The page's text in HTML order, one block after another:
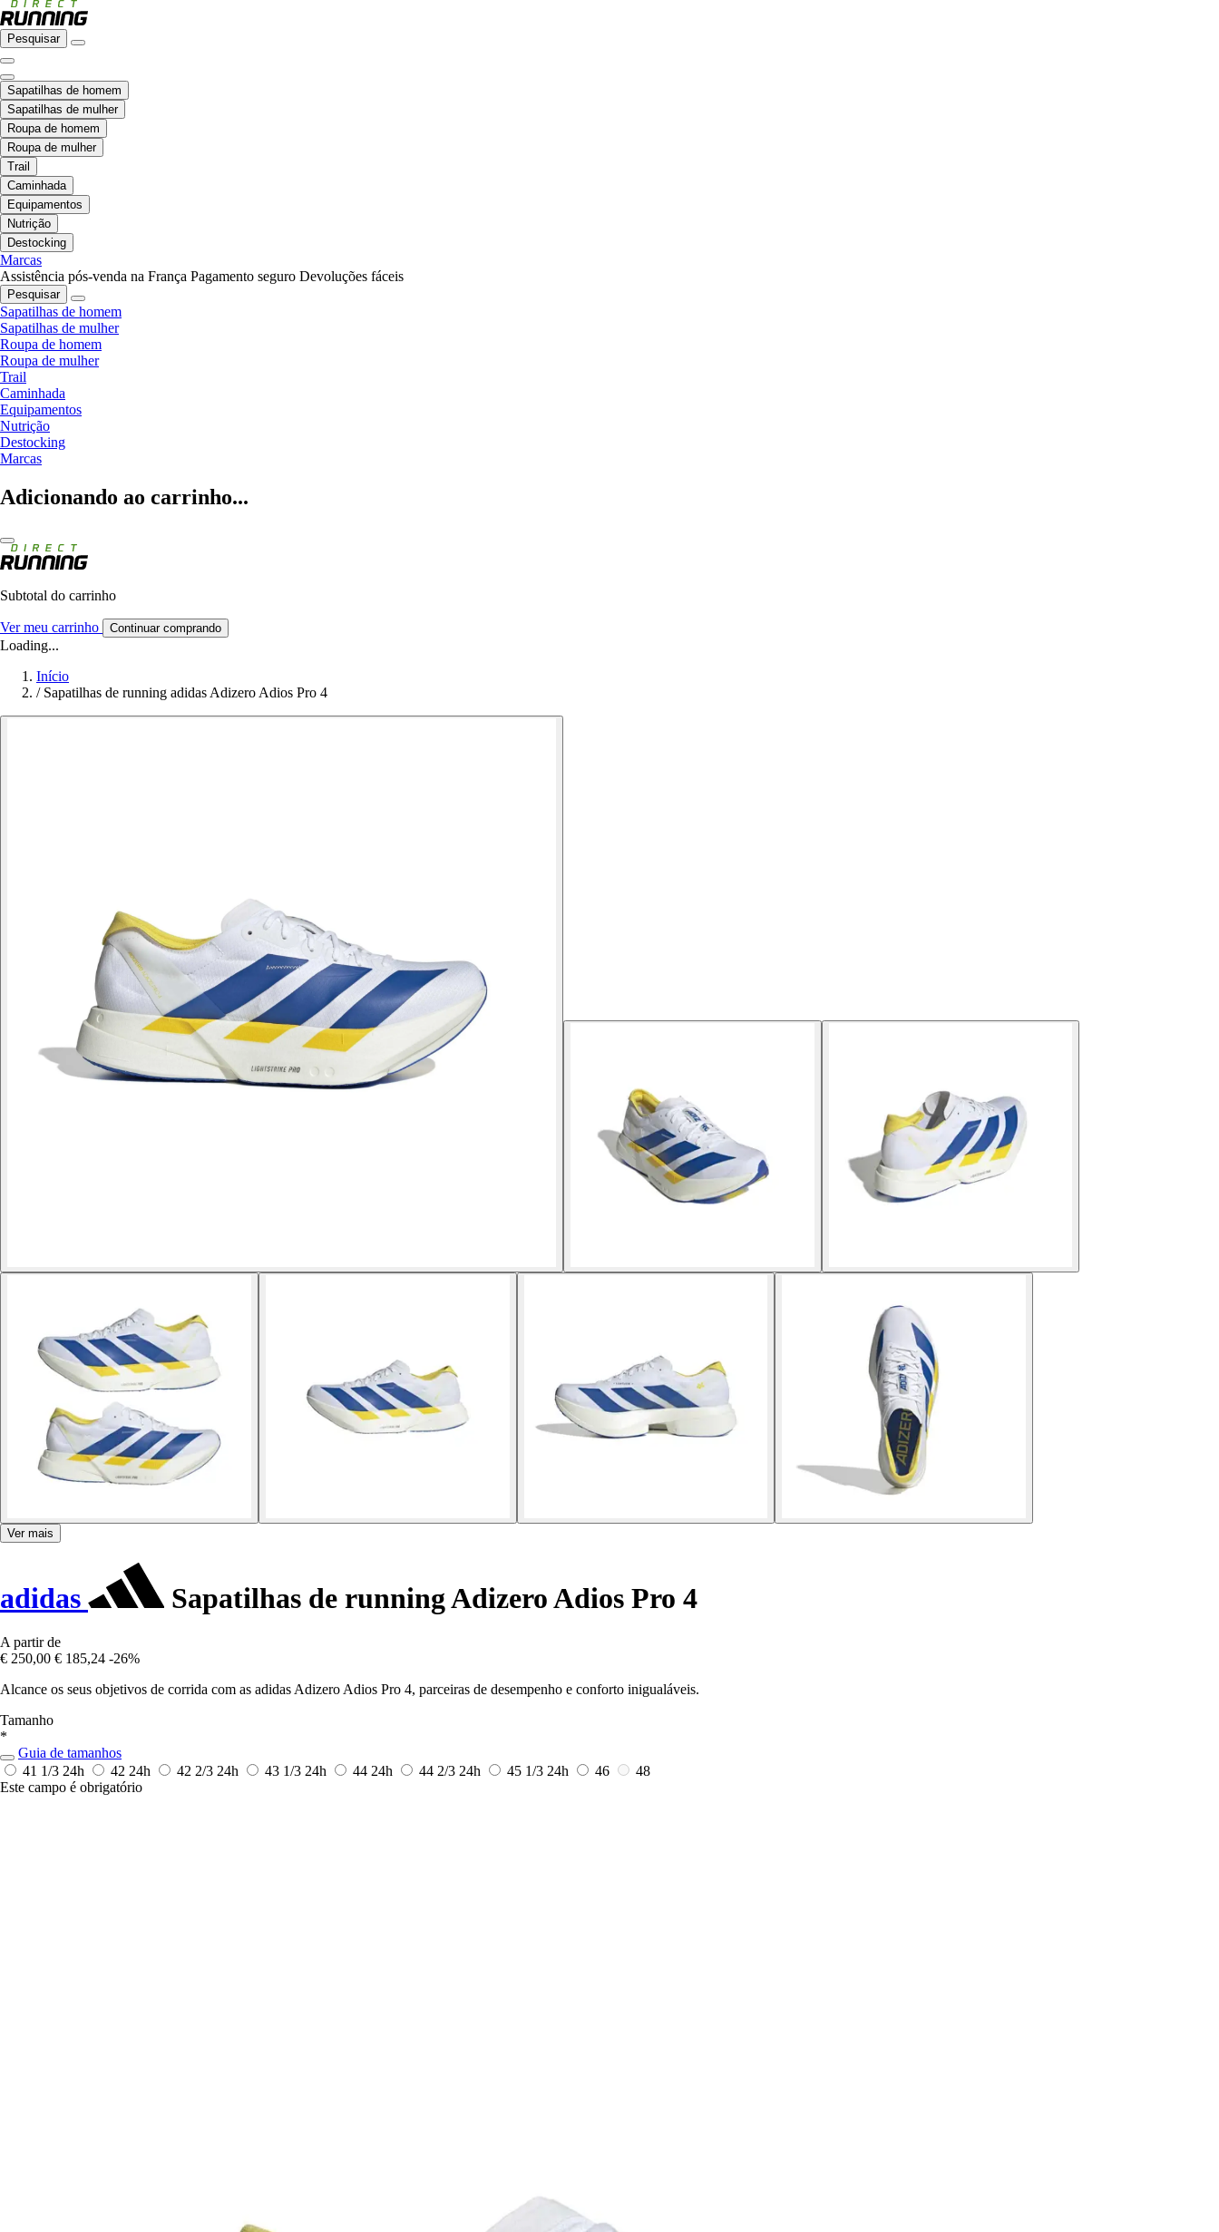
Pesquisar
Sapatilhas de homem
Sapatilhas de mulher
Roupa de homem
Roupa de mulher
Trail
Caminhada
Equipamentos
Nutrição
Destocking
Marcas
Assistência pós-venda na França Pagamento seguro Devoluções fáceis
Pesquisar
Sapatilhas de homem
Sapatilhas de mulher
Roupa de homem
Roupa de mulher
Trail
Caminhada
Equipamentos
Nutrição
Destocking
Marcas
Adicionando ao carrinho...
Subtotal do carrinho
Ver meu carrinho Continuar comprando
Loading...
Início
/ Sapatilhas de running adidas Adizero Adios Pro 4
Ver mais
adidas Sapatilhas de running Adizero Adios Pro 4
A partir de
€ 250,00 € 185,24 -26%
Alcance os seus objetivos de corrida com as adidas Adizero Adios Pro 4, parceiras de desempenho e conforto inigualáveis.
Tamanho
*
Guia de tamanhos
41 1/3 24h 42 24h 42 2/3 24h 43 1/3 24h 44 24h 44 2/3 24h 45 1/3 24h 46
48
Este campo é obrigatório